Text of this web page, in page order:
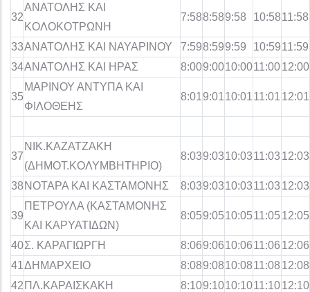
32
ΑΝΑΤΟΛΗΣ ΚΑΙ
ΚΟΛΟΚΟΤΡΩΝΗ
7:588:589:58 10:5811:58
33ΑΝΑΤΟΛΗΣ ΚΑΙ ΝΑΥΑΡΙΝΟΥ 7:598:599:59 10:5911:59
34ΑΝΑΤΟΛΗΣ ΚΑΙ ΗΡΑΣ 8:009:0010:0011:0012:00
35
ΜΑΡΙΝΟΥ ΑΝΤΥΠΑ ΚΑΙ
ΦΙΛΟΘΕΗΣ
8:019:0110:0111:01 12:01
37
ΝΙΚ.ΚΑΖΑΤΖΑΚΗ
(ΔΗΜΟΤ.ΚΟΛΥΜΒΗΤΗΡΙΟ)
8:039:0310:0311:03 12:03
38 ΝΟΤΑΡΑ ΚΑΙ ΚΑΣΤΑΜΟΝΗΣ 8:039:0310:0311:03 12:03
39
ΠΕΤΡΟΥΛΑ (ΚΑΣΤΑΜΟΝΗΣ
ΚΑΙ ΚΑΡΥΑΤΙΔΩΝ)
8:059:0510:0511:05 12:05
40Σ. ΚΑΡΑΓΙΩΡΓΗ 8:069:0610:0611:06 12:06
41ΔΗΜΑΡΧΕΙΟ 8:089:0810:0811:08 12:08
42 ΠΛ.ΚΑΡΑΙΣΚΑΚΗ 8:109:1010:1011:1012:10